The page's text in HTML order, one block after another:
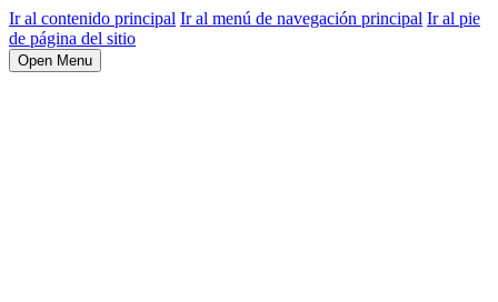
Ir al contenido principal Ir al menú de navegación principal Ir al pie
de página del sitio
Open Menu